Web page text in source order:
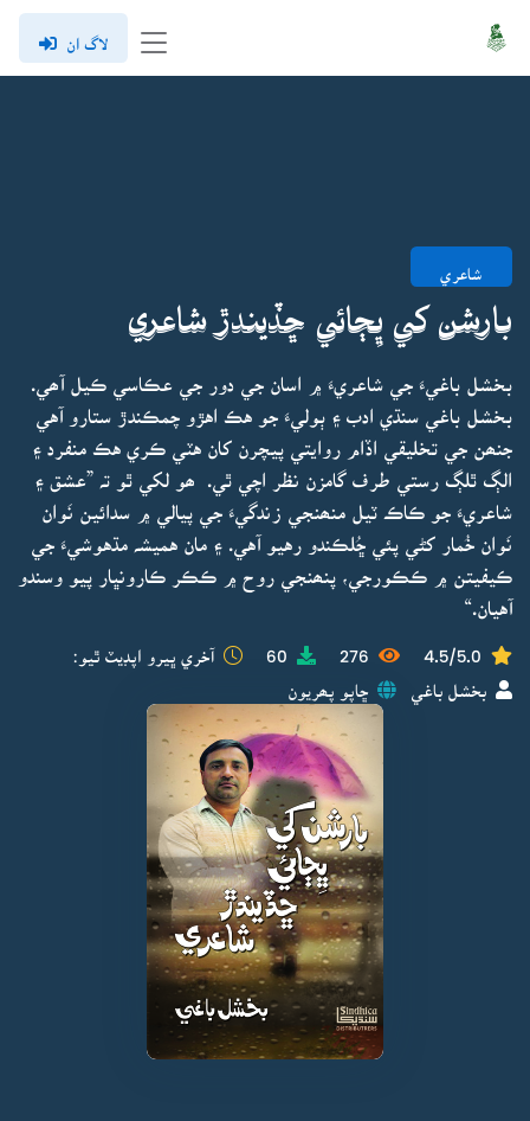
لاگ ان
شاعري
بارشن کي ڀِڄائي ڇڏيندڙ شاعري
بخشل باغيءَ جي شاعريءَ ۾ اسان جي دور جي عڪاسي ڪيل آھي.
بخشل باغي سنڌي ادب ۽ ٻوليءَ جو هڪ اهڙو چمڪندڙ ستارو آهي
جنھن جي تخليقي اڏام روايتي پيچرن کان هٽي ڪري هڪ منفرد ۽
الڳ ٿلڳ رستي طرف گامزن نظر اچي ٿي. ھو لکي ٿو تہ ”عشق ۽
شاعريءَ جو ڪاڪ ٽيل منھنجي زندگيءَ جي پيالي ۾ سدائين نَوان
نَوان خُمار کڻي پئي ڇُلڪندو رهيو آهي. ۽ مان هميشہ مڌهوشيءَ جي
ڪيفيتن ۾ ڪڪورجي، پنھنجي روح ۾ ڪڪر ڪارونڀار پيو وسندو
آهيان.“
4.5/5.0
276
60 آخري ڀيرو اپڊيٽ ٿيو:
بخشل باغي ڇاپو پھريون